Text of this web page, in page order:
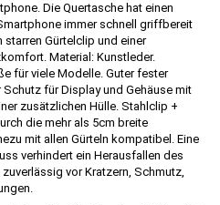
Die Quertasche hat einen
immer schnell griffbereit
Gürtelclip und einer
Material: Kunstleder.
für viele Modelle. Guter fester
für Display und Gehäuse mit
zusätzlichen Hülle. Stahlclip +
die mehr als 5cm breite
mit allen Gürteln kompatibel. Eine
verhindert ein Herausfallen des
vor Kratzern, Schmutz,